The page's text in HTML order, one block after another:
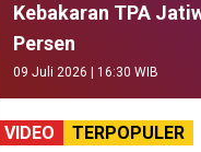
Kebakaran TPA
Persen
09 Juli 2026 | 16:30 WIB
VIDEO TERPOPULER